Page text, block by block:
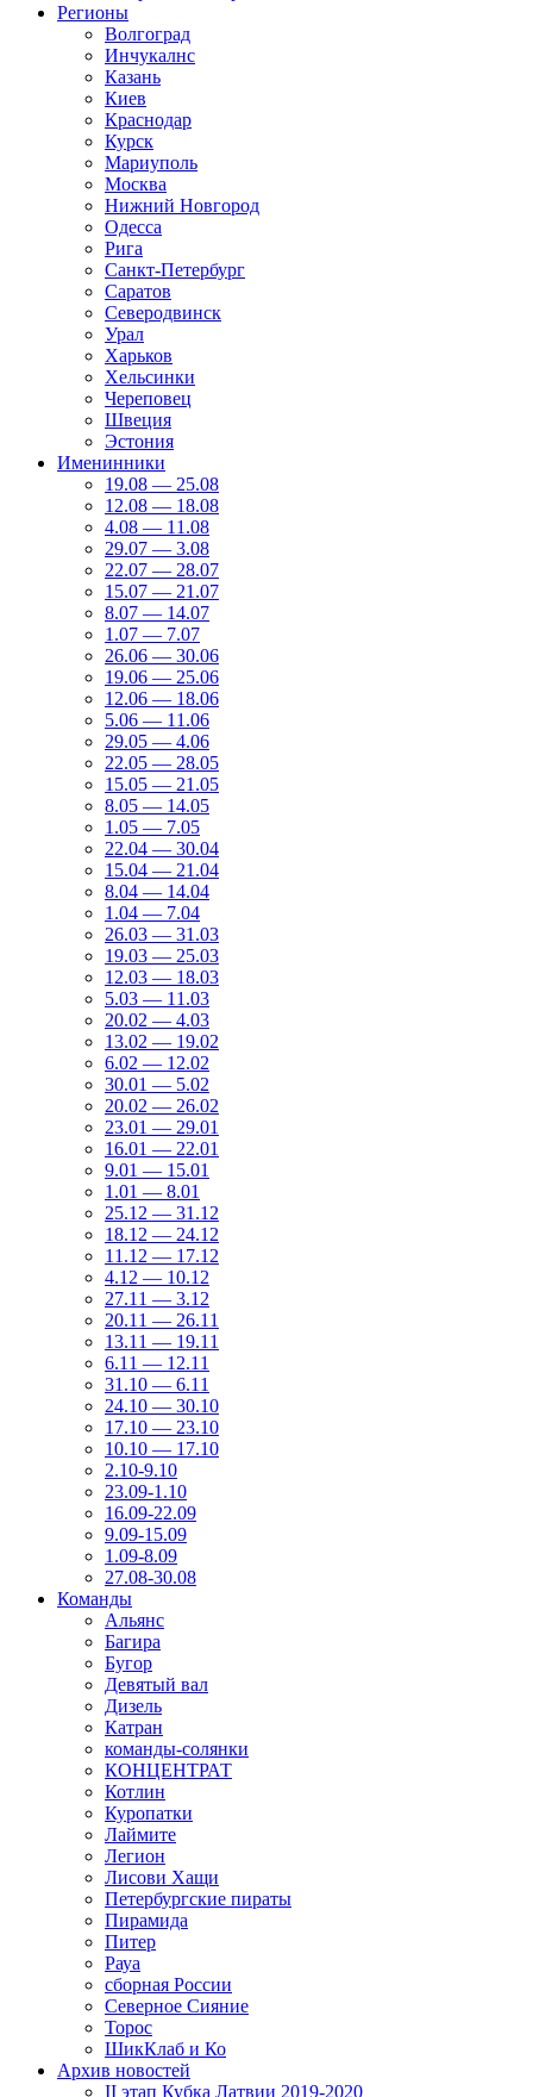
Регионы
Волгоград
Инчукалнс
Казань
Киев
Краснодар
Курск
Мариуполь
Москва
Нижний Новгород
Одесса
Рига
Санкт-Петербург
Саратов
Северодвинск
Урал
Харьков
Хельсинки
Череповец
Швеция
Эстония
Именинники
19.08 — 25.08
12.08 — 18.08
4.08 — 11.08
29.07 — 3.08
22.07 — 28.07
15.07 — 21.07
8.07 — 14.07
1.07 — 7.07
26.06 — 30.06
19.06 — 25.06
12.06 — 18.06
5.06 — 11.06
29.05 — 4.06
22.05 — 28.05
15.05 — 21.05
8.05 — 14.05
1.05 — 7.05
22.04 — 30.04
15.04 — 21.04
8.04 — 14.04
1.04 — 7.04
26.03 — 31.03
19.03 — 25.03
12.03 — 18.03
5.03 — 11.03
20.02 — 4.03
13.02 — 19.02
6.02 — 12.02
30.01 — 5.02
20.02 — 26.02
23.01 — 29.01
16.01 — 22.01
9.01 — 15.01
1.01 — 8.01
25.12 — 31.12
18.12 — 24.12
11.12 — 17.12
4.12 — 10.12
27.11 — 3.12
20.11 — 26.11
13.11 — 19.11
6.11 — 12.11
31.10 — 6.11
24.10 — 30.10
17.10 — 23.10
10.10 — 17.10
2.10-9.10
23.09-1.10
16.09-22.09
9.09-15.09
1.09-8.09
27.08-30.08
Команды
Альянс
Багира
Бугор
Девятый вал
Дизель
Катран
команды-солянки
КОНЦЕНТРАТ
Котлин
Куропатки
Лаймите
Легион
Лисови Хащи
Петербургские пираты
Пирамида
Питер
Рауа
сборная России
Северное Сияние
Торос
ШикКлаб и Ко
Архив новостей
II этап Кубка Латвии 2019-2020